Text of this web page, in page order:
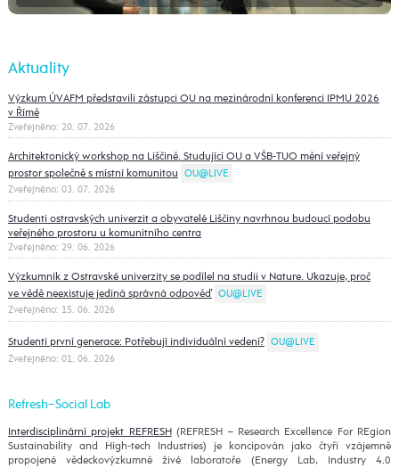
Aktuality
Výzkum ÚVAFM představili zástupci OU na mezinárodní konferenci IPMU 2026
v Římě
Zveřejněno: 20. 07. 2026
Architektonický workshop na Liščině. Studující OU a VŠB-TUO mění veřejný
prostor společně s místní komunitou
OU@LIVE
Zveřejněno: 03. 07. 2026
Studenti ostravských univerzit a obyvatelé Liščiny navrhnou budoucí podobu
veřejného prostoru u komunitního centra
Zveřejněno: 29. 06. 2026
Výzkumník z Ostravské univerzity se podílel na studii v Nature. Ukazuje, proč
ve vědě neexistuje jediná správná odpověď
OU@LIVE
Zveřejněno: 15. 06. 2026
Studenti první generace: Potřebují individuální vedení?
OU@LIVE
Zveřejněno: 01. 06. 2026
Refresh−Social Lab
Interdisciplinární projekt REFRESH (REFRESH – Research Excellence For REgion
Sustainability and High-tech Industries) je koncipován jako čtyři vzájemně
propojené vědeckovýzkumné živé laboratoře (Energy Lab, Industry 4.0